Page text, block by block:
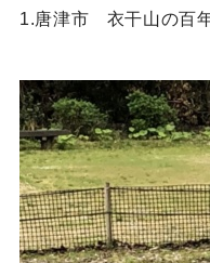
1.唐津市 衣干山の百